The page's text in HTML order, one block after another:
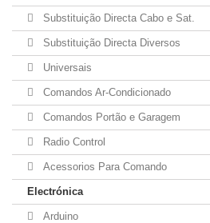
Substituição Directa Cabo e Sat.
Substituição Directa Diversos
Universais
Comandos Ar-Condicionado
Comandos Portão e Garagem
Radio Control
Acessorios Para Comando
Electrónica
Arduino